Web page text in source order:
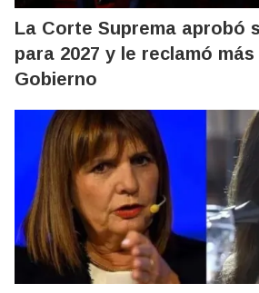
La Corte Suprema aprobó
para 2027 y le reclamó
Gobierno